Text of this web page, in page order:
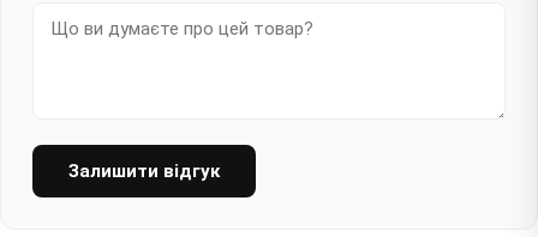
Залишити відгук